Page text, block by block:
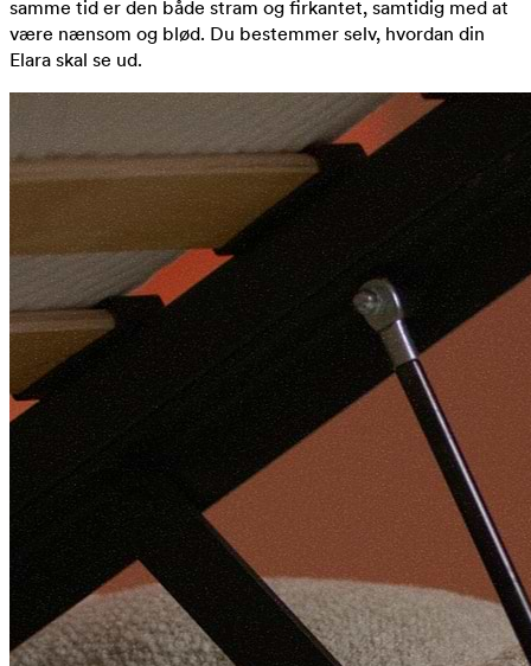
samme tid er den både stram og firkantet, samtidig med at
være nænsom og blød. Du bestemmer selv, hvordan din
Elara skal se ud.